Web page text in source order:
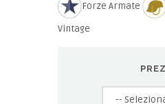
Forze Armate
Vintage